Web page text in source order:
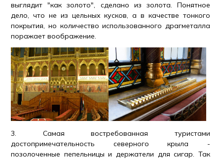
выглядит "как золото", сделано из золота. Понятное
дело, что не из цельных кусков, а в качестве тонкого
покрытия, но количество использованного драгметалла
поражает воображение.
3. Самая востребованная туристами
достопримечательность северного крыла -
позолоченные пепельницы и держатели для сигар. Так